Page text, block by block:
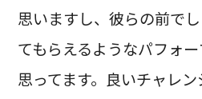
思いますし、彼らの前で
てもらえるようなパフォ
思ってます。良いチャレン